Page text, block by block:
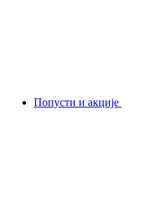
Попусти и акције